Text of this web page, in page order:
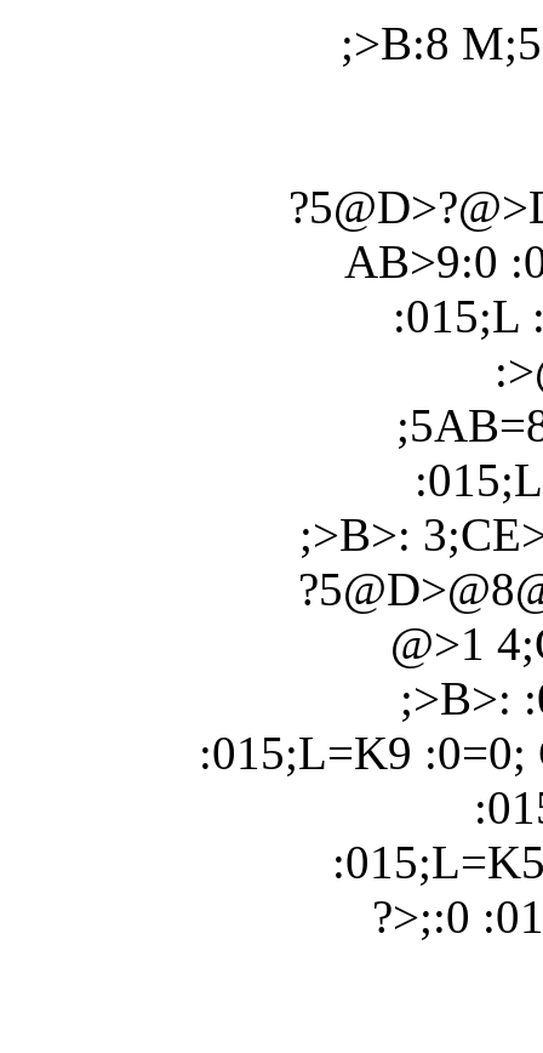
;>B:8
AB>9:0
:015;L
;>B>:
@>1
;>B>:
:015;L=K9 :0=0;
?>;:0